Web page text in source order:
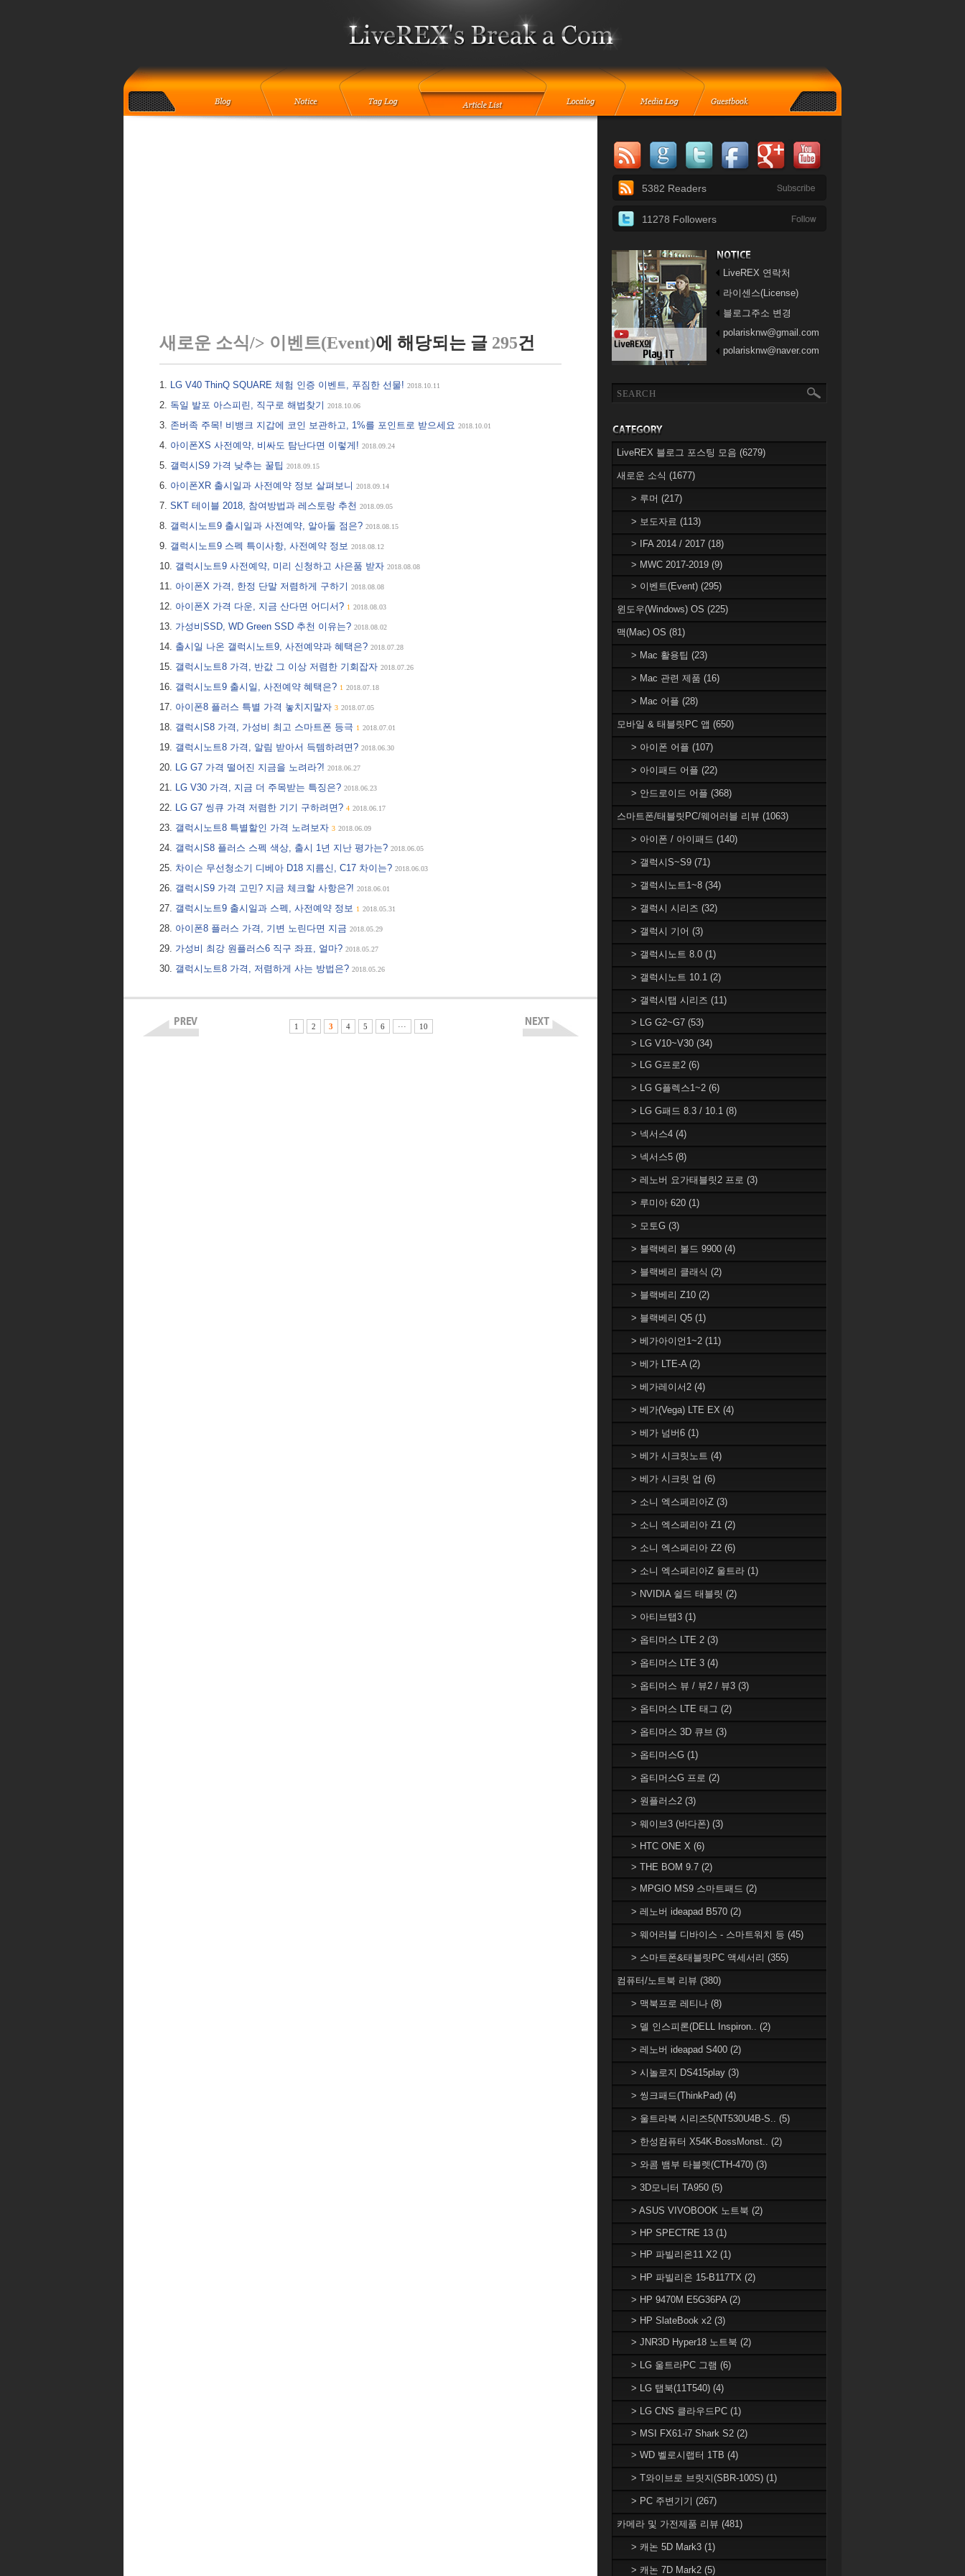
새로운 소식/> 이벤트(Event)에 해당되는 글 295건
LG V40 ThinQ SQUARE 체험 인증 이벤트, 푸짐한 선물! 2018.10.11
독일 발포 아스피린, 직구로 해법찾기 2018.10.06
존버족 주목! 비뱅크 지갑에 코인 보관하고, 1%를 포인트로 받으세요 2018.10.01
아이폰XS 사전예약, 비싸도 탐난다면 이렇게! 2018.09.24
갤럭시S9 가격 낮추는 꿀팁 2018.09.15
아이폰XR 출시일과 사전예약 정보 살펴보니 2018.09.14
SKT 테이블 2018, 참여방법과 레스토랑 추천 2018.09.05
갤럭시노트9 출시일과 사전예약, 알아둘 점은? 2018.08.15
갤럭시노트9 스펙 특이사항, 사전예약 정보 2018.08.12
갤럭시노트9 사전예약, 미리 신청하고 사은품 받자 2018.08.08
아이폰X 가격, 한정 단말 저렴하게 구하기 2018.08.08
아이폰X 가격 다운, 지금 산다면 어디서? 1 2018.08.03
가성비SSD, WD Green SSD 추천 이유는? 2018.08.02
출시일 나온 갤럭시노트9, 사전예약과 혜택은? 2018.07.28
갤럭시노트8 가격, 반값 그 이상 저렴한 기회잡자 2018.07.26
갤럭시노트9 출시일, 사전예약 혜택은? 1 2018.07.18
아이폰8 플러스 특별 가격 놓치지말자 3 2018.07.05
갤럭시S8 가격, 가성비 최고 스마트폰 등극 1 2018.07.01
갤럭시노트8 가격, 알림 받아서 득템하려면? 2018.06.30
LG G7 가격 떨어진 지금을 노려라?! 2018.06.27
LG V30 가격, 지금 더 주목받는 특징은? 2018.06.23
LG G7 씽큐 가격 저렴한 기기 구하려면? 4 2018.06.17
갤럭시노트8 특별할인 가격 노려보자 3 2018.06.09
갤럭시S8 플러스 스펙 색상, 출시 1년 지난 평가는? 2018.06.05
차이슨 무선청소기 디베아 D18 지름신, C17 차이는? 2018.06.03
갤럭시S9 가격 고민? 지금 체크할 사항은?! 2018.06.01
갤럭시노트9 출시일과 스펙, 사전예약 정보 1 2018.05.31
아이폰8 플러스 가격, 기변 노린다면 지금 2018.05.29
가성비 최강 원플러스6 직구 좌표, 얼마? 2018.05.27
갤럭시노트8 가격, 저렴하게 사는 방법은? 2018.05.26
1 2 3 4 5 6 ··· 10
5382 Readers
11278 Followers
LiveREX 연락처
라이센스(License)
블로그주소 변경
polarisknw@gmail.com
polarisknw@naver.com
LiveREX 블로그 포스팅 모음 (6279)
새로운 소식 (1677)
> 루머 (217)
> 보도자료 (113)
> IFA 2014 / 2017 (18)
> MWC 2017-2019 (9)
> 이벤트(Event) (295)
윈도우(Windows) OS (225)
맥(Mac) OS (81)
> Mac 활용팁 (23)
> Mac 관련 제품 (16)
> Mac 어플 (28)
모바일 & 태블릿PC 앱 (650)
> 아이폰 어플 (107)
> 아이패드 어플 (22)
> 안드로이드 어플 (368)
스마트폰/태블릿PC/웨어러블 리뷰 (1063)
> 아이폰 / 아이패드 (140)
> 갤럭시S~S9 (71)
> 갤럭시노트1~8 (34)
> 갤럭시 시리즈 (32)
> 갤럭시 기어 (3)
> 갤럭시노트 8.0 (1)
> 갤럭시노트 10.1 (2)
> 갤럭시탭 시리즈 (11)
> LG G2~G7 (53)
> LG V10~V30 (34)
> LG G프로2 (6)
> LG G플렉스1~2 (6)
> LG G패드 8.3 / 10.1 (8)
> 넥서스4 (4)
> 넥서스5 (8)
> 레노버 요가태블릿2 프로 (3)
> 루미아 620 (1)
> 모토G (3)
> 블랙베리 볼드 9900 (4)
> 블랙베리 클래식 (2)
> 블랙베리 Z10 (2)
> 블랙베리 Q5 (1)
> 베가아이언1~2 (11)
> 베가 LTE-A (2)
> 베가레이서2 (4)
> 베가(Vega) LTE EX (4)
> 베가 넘버6 (1)
> 베가 시크릿노트 (4)
> 베가 시크릿 업 (6)
> 소니 엑스페리아Z (3)
> 소니 엑스페리아 Z1 (2)
> 소니 엑스페리아 Z2 (6)
> 소니 엑스페리아Z 울트라 (1)
> NVIDIA 쉴드 태블릿 (2)
> 아티브탭3 (1)
> 옵티머스 LTE 2 (3)
> 옵티머스 LTE 3 (4)
> 옵티머스 뷰 / 뷰2 / 뷰3 (3)
> 옵티머스 LTE 태그 (2)
> 옵티머스 3D 큐브 (3)
> 옵티머스G (1)
> 옵티머스G 프로 (2)
> 원플러스2 (3)
> 웨이브3 (바다폰) (3)
> HTC ONE X (6)
> THE BOM 9.7 (2)
> MPGIO MS9 스마트패드 (2)
> 레노버 ideapad B570 (2)
> 웨어러블 디바이스 - 스마트워치 등 (45)
> 스마트폰&태블릿PC 액세서리 (355)
컴퓨터/노트북 리뷰 (380)
> 맥북프로 레티나 (8)
> 델 인스피론(DELL Inspiron.. (2)
> 레노버 ideapad S400 (2)
> 시놀로지 DS415play (3)
> 씽크패드(ThinkPad) (4)
> 울트라북 시리즈5(NT530U4B-S.. (5)
> 한성컴퓨터 X54K-BossMonst.. (2)
> 와콤 뱀부 타블렛(CTH-470) (3)
> 3D모니터 TA950 (5)
> ASUS VIVOBOOK 노트북 (2)
> HP SPECTRE 13 (1)
> HP 파빌리온11 X2 (1)
> HP 파빌리온 15-B117TX (2)
> HP 9470M E5G36PA (2)
> HP SlateBook x2 (3)
> JNR3D Hyper18 노트북 (2)
> LG 울트라PC 그램 (6)
> LG 탭북(11T540) (4)
> LG CNS 클라우드PC (1)
> MSI FX61-i7 Shark S2 (2)
> WD 벨로시랩터 1TB (4)
> T와이브로 브릿지(SBR-100S) (1)
> PC 주변기기 (267)
카메라 및 가전제품 리뷰 (481)
> 캐논 5D Mark3 (1)
> 캐논 7D Mark2 (5)